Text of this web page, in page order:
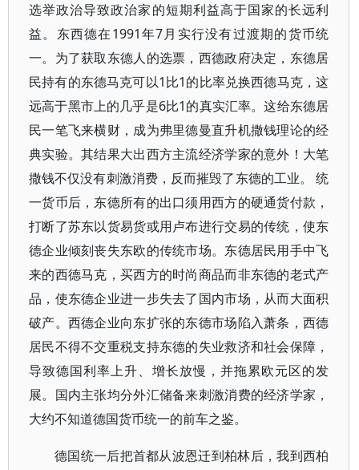
选举政治导致政治家的短期利益高于国家的长远利
益。东西德在1991年7月实行没有过渡期的货币统
一。为了获取东德人的选票，西德政府决定，东德居
民持有的东德马克可以1比1的比率兑换西德马克，这
远高于黑市上的几乎是6比1的真实汇率。这给东德居
民一笔飞来横财，成为弗里德曼直升机撒钱理论的经
典实验。其结果大出西方主流经济学家的意外！大笔
撒钱不仅没有刺激消费，反而摧毁了东德的工业。 统
一货币后，东德所有的出口须用西方的硬通货付款，
打断了苏东以货易货或用卢布进行交易的传统，使东
德企业倾刻丧失东欧的传统市场。东德居民用手中飞
来的西德马克，买西方的时尚商品而非东德的老式产
品，使东德企业进一步失去了国内市场，从而大面积
破产。西德企业向东扩张的东德市场陷入萧条，西德
居民不得不交重税支持东德的失业救济和社会保障，
导致德国利率上升、增长放慢，并拖累欧元区的发
展。国内主张均分外汇储备来刺激消费的经济学家，
大约不知道德国货币统一的前车之鉴。
德国统一后把首都从波恩迁到柏林后，我到西柏